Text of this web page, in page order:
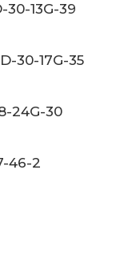
30-13G-39
30-17G-35
24G-30
46-2